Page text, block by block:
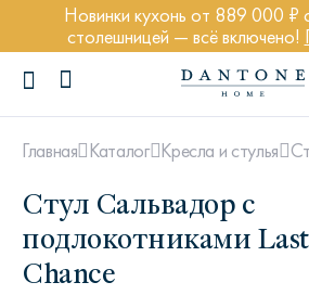
Новинки кухонь от 889 000 ₽
столешницей — всё включено!
ПОПУЛЯРНЫЕ ЗАПРОСЫ
Главная Каталог Кресла и стулья
Стул Сальвадор с
подлокотниками Last
Chance